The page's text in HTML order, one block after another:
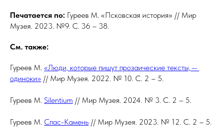
Печатается по: Гуреев М. «Псковская история» // Мир
Музея. 2023. №9. С. 36 – 38.
См. также:
Гуреев М. «Люди, которые пишут прозаические тексты, —
одиноки» // Мир Музея. 2022. № 10. С. 2 – 5.
Гуреев М. Silentium // Мир Музея. 2024. № 3. С. 2 – 5.
Гуреев М. Спас-Камень // Мир Музея. 2023. № 12. С. 2 – 5.